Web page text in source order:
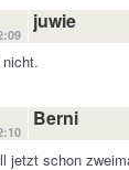
juwie
Berni
jetzt schon